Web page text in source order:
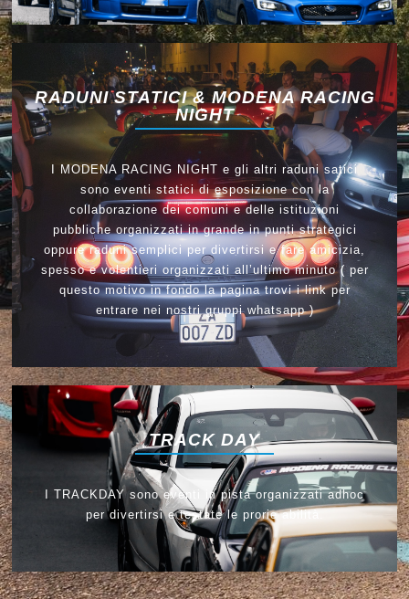
RADUNI STATICI & MODENA RACING
NIGHT
I MODENA RACING NIGHT e gli altri raduni satici
sono eventi statici di esposizione con la
collaborazione dei comuni e delle istituzioni
pubbliche organizzati in grande in punti strategici
oppure raduni semplici per divertirsi e fare amicizia,
spesso e volentieri organizzati all’ultimo minuto ( per
questo motivo in fondo la pagina trovi i link per
entrare nei nostri gruppi whatsapp )
TRACK DAY
I TRACKDAY sono eventi in pista organizzati adhoc
per divertirsi e testate le prorie abilità.